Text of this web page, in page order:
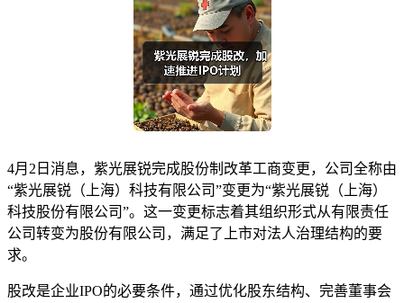
4月2日消息，紫光展锐完成股份制改革工商变更，公司全称由
“紫光展锐（上海）科技有限公司”变更为“紫光展锐（上海）
科技股份有限公司”。这一变更标志着其组织形式从有限责任
公司转变为股份有限公司，满足了上市对法人治理结构的要
求。
股改是企业IPO的必要条件，通过优化股东结构、完善董事会